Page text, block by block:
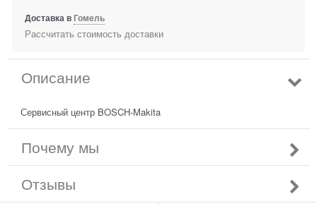
Доставка вГомель
Рассчитать стоимость доставки
Описание
Сервисный центр BOSCH-Makita
Почему мы
Отзывы